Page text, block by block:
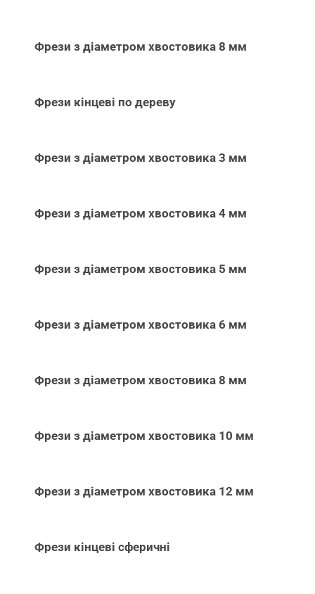
Фрези з діаметром хвостовика 8 мм
Фрези кінцеві по дереву
Фрези з діаметром хвостовика 3 мм
Фрези з діаметром хвостовика 4 мм
Фрези з діаметром хвостовика 5 мм
Фрези з діаметром хвостовика 6 мм
Фрези з діаметром хвостовика 8 мм
Фрези з діаметром хвостовика 10 мм
Фрези з діаметром хвостовика 12 мм
Фрези кінцеві сферичні